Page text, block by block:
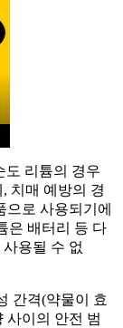
도 리튬의 경우
치매 예방의 경
로 사용되기에
은 배터리 등 다
용될 수 없
간격(약물이 효
사이의 안전 범